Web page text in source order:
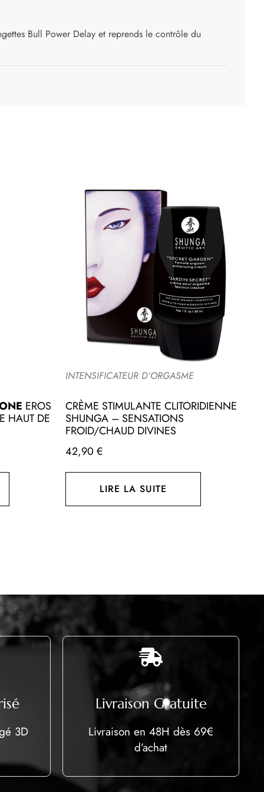
Bull Power Delay et reprends le contrôle du
EROS
HAUT DE
INTENSIFICATEUR D’ORGASME
CRÈME STIMULANTE CLITORIDIENNE
SHUNGA – SENSATIONS
FROID/CHAUD DIVINES
42,90 €
LIRE LA SUITE
3D
Livraison Gratuite
Livraison en 48H dès 69€
d’achat